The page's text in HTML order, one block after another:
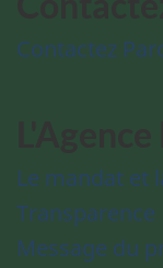
Contactez
Le mandat et
Transparence
Message du